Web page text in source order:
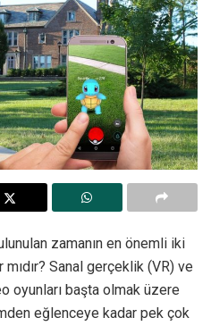
zamanın en önemli iki
Sanal gerçeklik (VR) ve
oyunları başta olmak üzere
eğlenceye kadar pek çok